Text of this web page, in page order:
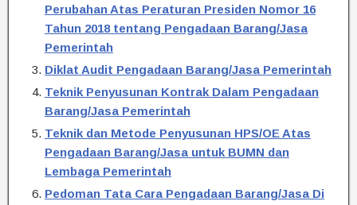
Perubahan Atas Peraturan Presiden Nomor 16
Tahun 2018 tentang Pengadaan Barang/Jasa
Pemerintah
Diklat Audit Pengadaan Barang/Jasa Pemerintah
Teknik Penyusunan Kontrak Dalam Pengadaan
Barang/Jasa Pemerintah
Teknik dan Metode Penyusunan HPS/OE Atas
Pengadaan Barang/Jasa untuk BUMN dan
Lembaga Pemerintah
Pedoman Tata Cara Pengadaan Barang/Jasa Di